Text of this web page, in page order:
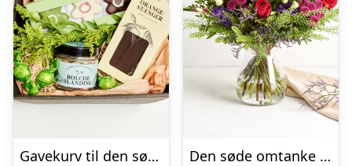
Gavekurv til den søde tand (Floristens kreative valg uden alkohol)
Den søde omtanke Premium